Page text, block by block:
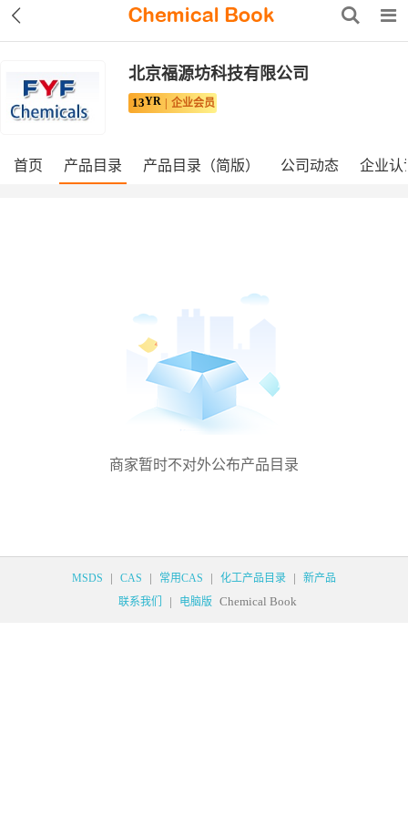
北京福源坊科技有限公司
13YR 企业会员
首页 产品目录 产品目录（简版） 公司动态 企业认
商家暂时不对外公布产品目录
MSDS | CAS | 常用CAS | 化工产品目录 |
新产品
联系我们
| 电脑版 Chemical Book